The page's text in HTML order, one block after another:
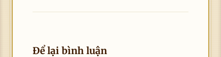
Để lại bình luận